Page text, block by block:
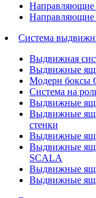
Направляющие
Направляющие
Система
Выдвижная
Выдвижные
Модерн боксы
Система на
Выдвижные
Выдвижные
стенки
Выдвижные
Выдвижные
SCALA
Выдвижные
Выдвижные